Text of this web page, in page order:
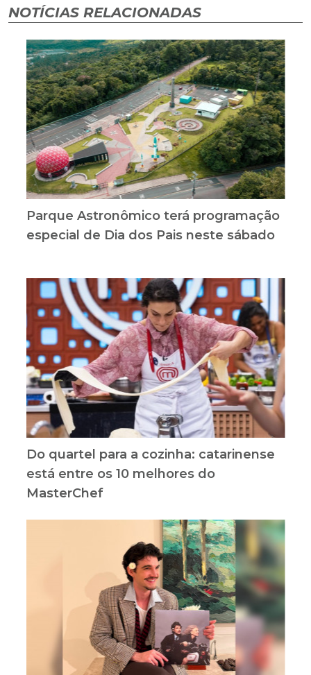
NOTÍCIAS RELACIONADAS
Parque Astronômico terá programação
especial de Dia dos Pais neste sábado
Do quartel para a cozinha: catarinense
está entre os 10 melhores do
MasterChef